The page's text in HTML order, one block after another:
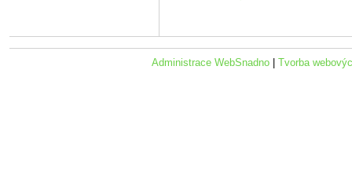
Administrace WebSnadno Tvorba